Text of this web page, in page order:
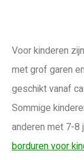
Voor kinderen
met grof garen
geschikt vanaf
Sommige
anderen met 7-8
borduren voor